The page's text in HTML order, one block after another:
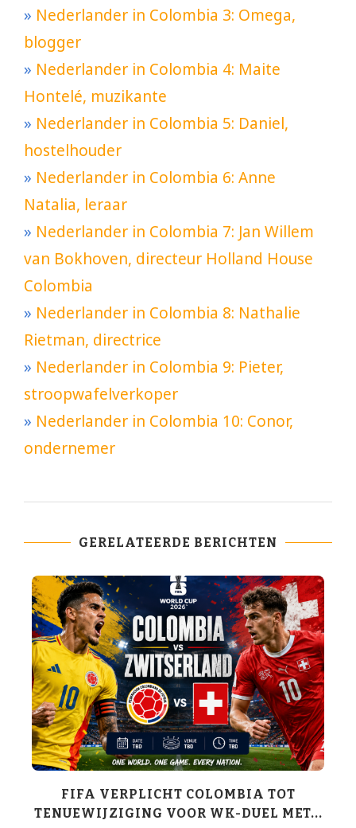
» Nederlander in Colombia 3: Omega,
blogger
» Nederlander in Colombia 4: Maite
Hontelé, muzikante
» Nederlander in Colombia 5: Daniel,
hostelhouder
» Nederlander in Colombia 6: Anne
Natalia, leraar
» Nederlander in Colombia 7: Jan Willem
van Bokhoven, directeur Holland House
Colombia
» Nederlander in Colombia 8: Nathalie
Rietman, directrice
» Nederlander in Colombia 9: Pieter,
stroopwafelverkoper
» Nederlander in Colombia 10: Conor,
ondernemer
GERELATEERDE BERICHTEN
FIFA VERPLICHT COLOMBIA TOT
TENUEWIJZIGING VOOR WK-DUEL MET...